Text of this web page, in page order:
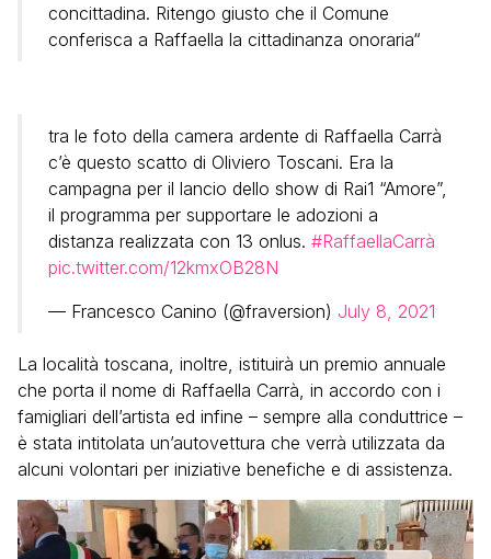
concittadina. Ritengo giusto che il Comune
conferisca a Raffaella la cittadinanza onoraria“
tra le foto della camera ardente di Raffaella Carrà
c’è questo scatto di Oliviero Toscani. Era la
campagna per il lancio dello show di Rai1 “Amore”,
il programma per supportare le adozioni a
distanza realizzata con 13 onlus. #RaffaellaCarrà
pic.twitter.com/12kmxOB28N
— Francesco Canino (@fraversion) July 8, 2021
La località toscana, inoltre, istituirà un premio annuale
che porta il nome di Raffaella Carrà, in accordo con i
famigliari dell’artista ed infine – sempre alla conduttrice –
è stata intitolata un’autovettura che verrà utilizzata da
alcuni volontari per iniziative benefiche e di assistenza.